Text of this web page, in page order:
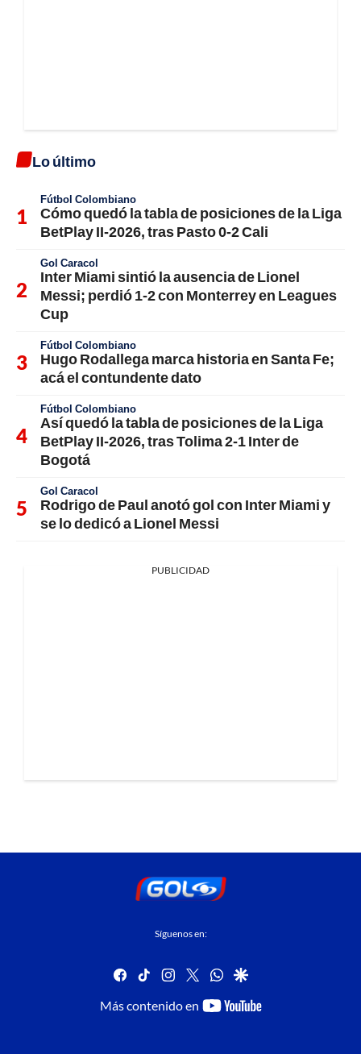
Lo último
Fútbol Colombiano
Cómo quedó la tabla de posiciones de la Liga
BetPlay II-2026, tras Pasto 0-2 Cali
Gol Caracol
Inter Miami sintió la ausencia de Lionel
Messi; perdió 1-2 con Monterrey en Leagues
Cup
Fútbol Colombiano
Hugo Rodallega marca historia en Santa Fe;
acá el contundente dato
Fútbol Colombiano
Así quedó la tabla de posiciones de la Liga
BetPlay II-2026, tras Tolima 2-1 Inter de
Bogotá
Gol Caracol
Rodrigo de Paul anotó gol con Inter Miami y
se lo dedicó a Lionel Messi
PUBLICIDAD
Síguenos en:
facebook
tiktok instagram
twitterwhatsapp
google
Más contenido en
youtube-